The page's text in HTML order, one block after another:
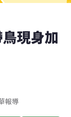
現身加
報導